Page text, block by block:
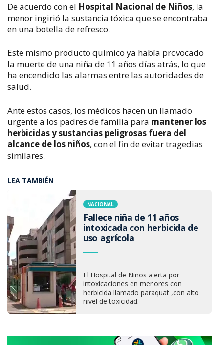
De acuerdo con el Hospital Nacional de Niños, la
menor ingirió la sustancia tóxica que se encontraba
en una botella de refresco.
Este mismo producto químico ya había provocado
la muerte de una niña de 11 años días atrás, lo que
ha encendido las alarmas entre las autoridades de
salud.
Ante estos casos, los médicos hacen un llamado
urgente a los padres de familia para mantener los
herbicidas y sustancias peligrosas fuera del
alcance de los niños, con el fin de evitar tragedias
similares.
LEA TAMBIÉN
NACIONAL
Fallece niña de 11 años
intoxicada con herbicida de
uso agrícola
El Hospital de Niños alerta por
intoxicaciones en menores con
herbicida llamado paraquat ,con alto
nivel de toxicidad.